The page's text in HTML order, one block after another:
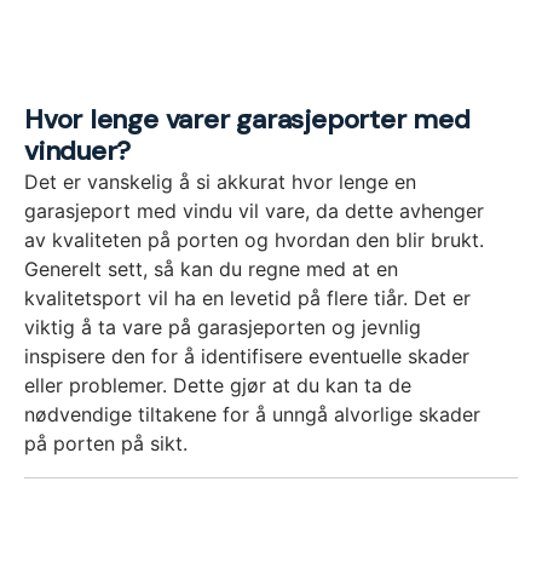
Hvor lenge varer garasjeporter med
vinduer?
Det er vanskelig å si akkurat hvor lenge en
garasjeport med vindu vil vare, da dette avhenger
av kvaliteten på porten og hvordan den blir brukt.
Generelt sett, så kan du regne med at en
kvalitetsport vil ha en levetid på flere tiår. Det er
viktig å ta vare på garasjeporten og jevnlig
inspisere den for å identifisere eventuelle skader
eller problemer. Dette gjør at du kan ta de
nødvendige tiltakene for å unngå alvorlige skader
på porten på sikt.